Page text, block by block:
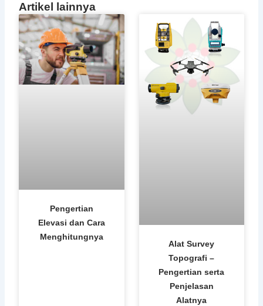
Artikel lainnya
Pengertian
Elevasi dan Cara
Menghitungnya
Alat Survey
Topografi –
Pengertian serta
Penjelasan
Alatnya